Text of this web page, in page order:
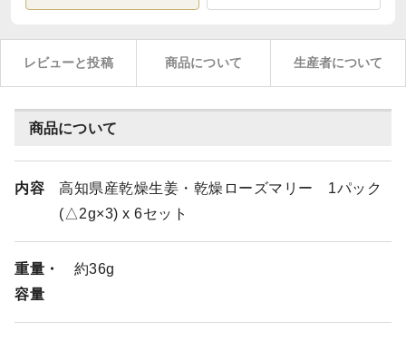
レビューと投稿 商品について 生産者について
商品について
内容
高知県産乾燥生姜・乾燥ローズマリー 1パック
(△2g×3) x 6セット
重量・
容量
約36g